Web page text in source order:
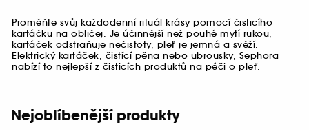
Proměňte svůj každodenní rituál krásy pomocí čisticího
kartáčku na obličej. Je účinnější než pouhé mytí rukou,
kartáček odstraňuje nečistoty, pleť je jemná a svěží.
Elektrický kartáček, čistící pěna nebo ubrousky, Sephora
nabízí to nejlepší z čisticích produktů na péči o pleť.
Nejoblíbenější produkty